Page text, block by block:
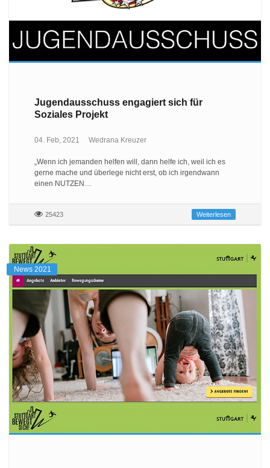
Jugendausschuss engagiert sich für
Soziales Projekt
04. Feb, 2021 Wedrana Kreuzer
„Wenn ich jemanden helfen will, dann helfe ich, weil ich es
gerne mache und überlege nicht erst, ob ich irgendwann
einen NUTZEN…
25423 Weiterlesen
News 2021